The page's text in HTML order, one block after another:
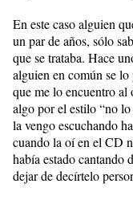
En este caso alguien
un par de años, sólo
que se trataba. Hace
alguien en común se lo
que me lo encuentro al
algo por el estilo “no
la vengo escuchando
cuando la oí en el CD
había estado cantando
dejar de decírtelo